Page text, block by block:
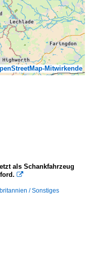
Mitwirkende
als Schankfahrzeug

/ Sonstiges